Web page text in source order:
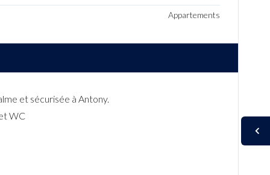
Appartements
et sécurisée à Antony.
WC